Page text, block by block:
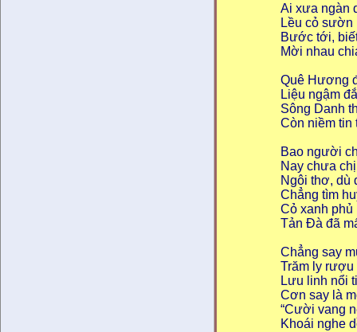
Ai xưa ngàn
Lều cỏ sườn
Bước tới,
Mời nhau
Quê Hương
Liệu ngậm
Sông Danh
Còn niềm
Bao người
Nay chưa
Ngôi thơ, dù
Chẳng tìm
Cỏ xanh phủ
Tản Đà đã
Chẳng say
Trăm ly
Lưu linh nổi
Cơn say là
“Cười vang
Khoái nghe